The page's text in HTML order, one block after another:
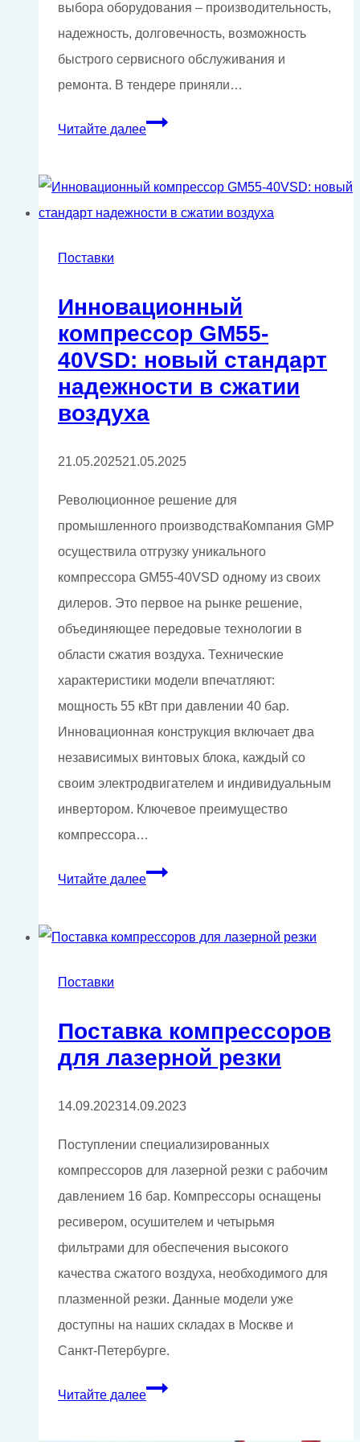
выбора оборудования – производительность,
надежность, долговечность, возможность
быстрого сервисного обслуживания и
ремонта. В тендере приняли…
Читайте далееОтгрузка
Поставки
Инновационный
компрессор GM55-
40VSD: новый стандарт
надежности в сжатии
воздуха
21.05.202521.05.2025
Революционное решение для
промышленного производстваКомпания GMP
осуществила отгрузку уникального
компрессора GM55-40VSD одному из своих
дилеров. Это первое на рынке решение,
объединяющее передовые технологии в
области сжатия воздуха. Технические
характеристики модели впечатляют:
мощность 55 кВт при давлении 40 бар.
Инновационная конструкция включает два
независимых винтовых блока, каждый со
своим электродвигателем и индивидуальным
инвертором. Ключевое преимущество
компрессора…
Читайте далееИнновационный
надежности
в
воздуха
Поставки
Поставка компрессоров
для лазерной резки
14.09.202314.09.2023
Поступлении специализированных
компрессоров для лазерной резки с рабочим
давлением 16 бар. Компрессоры оснащены
ресивером, осушителем и четырьмя
фильтрами для обеспечения высокого
качества сжатого воздуха, необходимого для
плазменной резки. Данные модели уже
доступны на наших складах в Москве и
Санкт-Петербурге.
Читайте далееПоставка